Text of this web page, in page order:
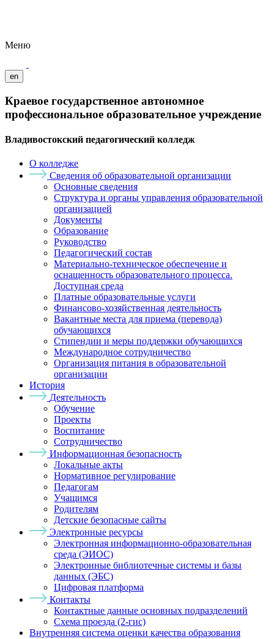
Меню
en
Краевое государственное автономное
профессиональное образовательное учреждение
Владивостокский педагогический колледж
О колледже
Сведения об образовательной организации
Основные сведения
Структура и органы управления образовательной
организацией
Документы
Образование
Руководство
Педагогический состав
Материально-техническое обеспечение и
оснащенность образовательного процесса.
Доступная среда
Платные образовательные услуги
Финансово-хозяйственная деятельность
Вакантные места для приема (перевода)
обучающихся
Стипендии и меры поддержки обучающихся
Международное сотрудничество
Организация питания в образовательной
организации
История
Деятельность
Обучение
Проекты
Воспитание
Сотрудничество
Информационная безопасность
Локальные акты
Нормативное регулирование
Педагогам
Учащимся
Родителям
Детские безопасные сайты
Электронные ресурсы
Электронная информационно-образовательная
среда (ЭИОС)
Электронные библиотечные системы и базы
данных (ЭБС)
Цифровая платформа
Контакты
Контактные данные основных подразделений
Схема проезда (2-гис)
Внутренняя система оценки качества образования